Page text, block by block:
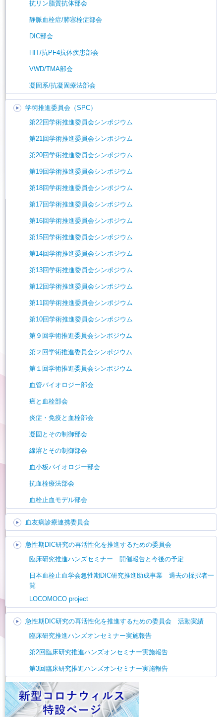
抗リン脂質抗体部会
静脈血栓症/肺塞栓症部会
DIC部会
HIT/抗PF4抗体疾患部会
VWD/TMA部会
凝固系/抗凝固療法部会
学術推進委員会（SPC）
第22回学術推進委員会シンポジウム
第21回学術推進委員会シンポジウム
第20回学術推進委員会シンポジウム
第19回学術推進委員会シンポジウム
第18回学術推進委員会シンポジウム
第17回学術推進委員会シンポジウム
第16回学術推進委員会シンポジウム
第15回学術推進委員会シンポジウム
第14回学術推進委員会シンポジウム
第13回学術推進委員会シンポジウム
第12回学術推進委員会シンポジウム
第11回学術推進委員会シンポジウム
第10回学術推進委員会シンポジウム
第９回学術推進委員会シンポジウム
第２回学術推進委員会シンポジウム
第１回学術推進委員会シンポジウム
血管バイオロジー部会
癌と血栓部会
炎症・免疫と血栓部会
凝固とその制御部会
線溶とその制御部会
血小板バイオロジー部会
抗血栓療法部会
血栓止血モデル部会
血友病診療連携委員会
急性期DIC研究の再活性化を推進するための委員会
臨床研究推進ハンズセミナー 開催報告と今後の予定
日本血栓止血学会急性期DIC研究推進助成事業 過去の採択者一
覧
LOCOMOCO project
急性期DIC研究の再活性化を推進するための委員会 活動実績
臨床研究推進ハンズオンセミナー実施報告
第2回臨床研究推進ハンズオンセミナー実施報告
第3回臨床研究推進ハンズオンセミナー実施報告